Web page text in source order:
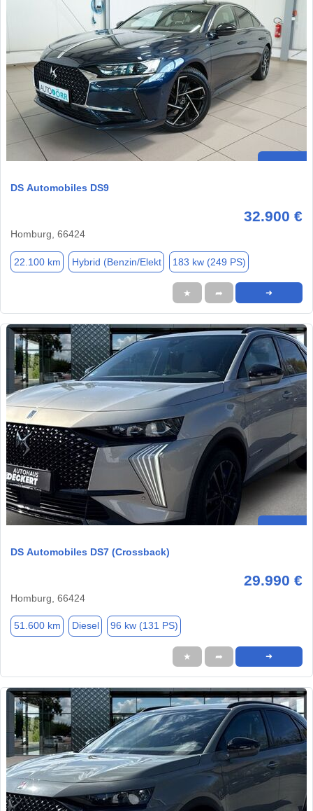
DS Automobiles DS9
32.900 €
Homburg, 66424
22.100 km Hybrid (Benzin/Elekt 183 kw (249 PS)
★ ➦ ➜
DS Automobiles DS7 (Crossback)
29.990 €
Homburg, 66424
51.600 km Diesel 96 kw (131 PS)
★ ➦ ➜